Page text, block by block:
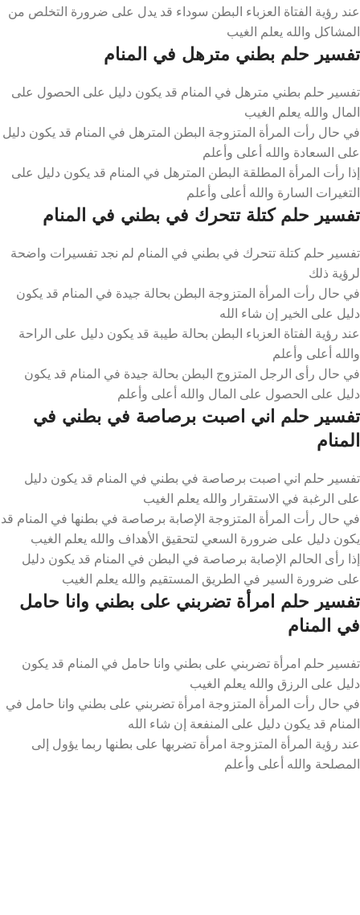
عند رؤية الفتاة العزباء البطن سوداء قد يدل على ضرورة التخلص من
المشاكل والله يعلم الغيب
تفسير حلم بطني مترهل في المنام
تفسير حلم بطني مترهل في المنام قد يكون دليل على الحصول على
المال والله يعلم الغيب
في حال رأت المرأة المتزوجة البطن المترهل في المنام قد يكون دليل
على السعادة والله أعلى وأعلم
إذا رأت المرأة المطلقة البطن المترهل في المنام قد يكون دليل على
التغيرات السارة والله أعلى وأعلم
تفسير حلم كتلة تتحرك في بطني في المنام
تفسير حلم كتلة تتحرك في بطني في المنام لم نجد تفسيرات واضحة
لرؤية ذلك
في حال رأت المرأة المتزوجة البطن بحالة جيدة في المنام قد يكون
دليل على الخير إن شاء الله
عند رؤية الفتاة العزباء البطن بحالة طيبة قد يكون دليل على الراحة
والله أعلى وأعلم
في حال رأى الرجل المتزوج البطن بحالة جيدة في المنام قد يكون
دليل على الحصول على المال والله أعلى وأعلم
تفسير حلم اني اصبت برصاصة في بطني في
المنام
تفسير حلم اني اصبت برصاصة في بطني في المنام قد يكون دليل
على الرغبة في الاستقرار والله يعلم الغيب
في حال رأت المرأة المتزوجة الإصابة برصاصة في بطنها في المنام قد
يكون دليل على ضرورة السعي لتحقيق الأهداف والله يعلم الغيب
إذا رأى الحالم الإصابة برصاصة في البطن في المنام قد يكون دليل
على ضرورة السير في الطريق المستقيم والله يعلم الغيب
تفسير حلم امرأة تضربني على بطني وانا حامل
في المنام
تفسير حلم امرأة تضربني على بطني وانا حامل في المنام قد يكون
دليل على الرزق والله يعلم الغيب
في حال رأت المرأة المتزوجة امرأة تضربني على بطني وانا حامل في
المنام قد يكون دليل على المنفعة إن شاء الله
عند رؤية المرأة المتزوجة امرأة تضربها على بطنها ربما يؤول إلى
المصلحة والله أعلى وأعلم